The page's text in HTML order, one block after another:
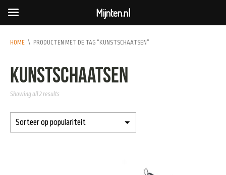
HOME \ PRODUCTEN MET DE TAG “KUNSTSCHAATSEN”
kunstschaatsen
Showing all 2 results
Mijnten.nl